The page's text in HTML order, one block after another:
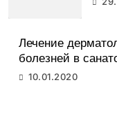
Лечение
болезней в
10.01.2020